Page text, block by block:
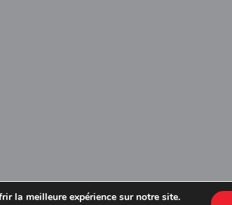
la meilleure expérience sur notre site.